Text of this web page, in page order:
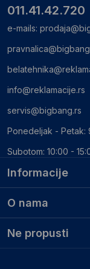
Informacije
O nama
Ne propusti
011.41.42.720
e-mails:
info@reklamacije.rs
servis@bigbang.rs
Ponedeljak - Petak:
Subotom: 10:00 -